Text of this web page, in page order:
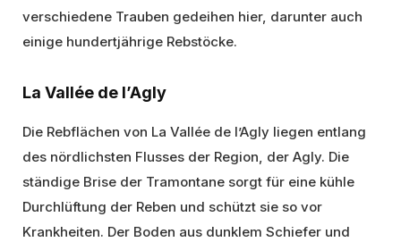
verschiedene Trauben gedeihen hier, darunter auch
einige hundertjährige Rebstöcke.
La Vallée de l’Agly
Die Rebflächen von La Vallée de l’Agly liegen entlang
des nördlichsten Flusses der Region, der Agly. Die
ständige Brise der Tramontane sorgt für eine kühle
Durchlüftung der Reben und schützt sie so vor
Krankheiten. Der Boden aus dunklem Schiefer und